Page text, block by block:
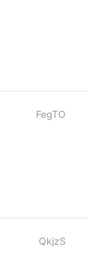
FegTO
QkjzS